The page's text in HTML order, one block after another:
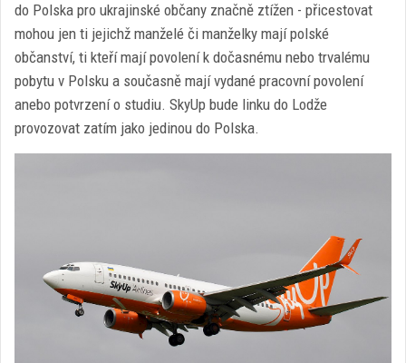
do Polska pro ukrajinské občany značně ztížen - přicestovat
mohou jen ti jejichž manželé či manželky mají polské
občanství, ti kteří mají povolení k dočasnému nebo trvalému
pobytu v Polsku a současně mají vydané pracovní povolení
anebo potvrzení o studiu. SkyUp bude linku do Lodže
provozovat zatím jako jedinou do Polska.